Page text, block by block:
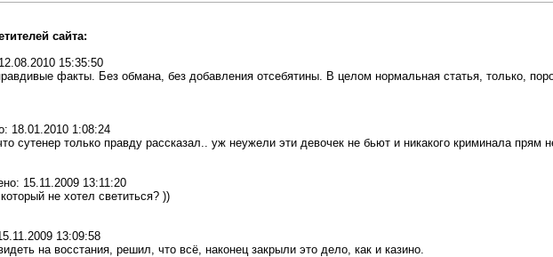
сайта:
15:35:50
факты. Без обмана, без добавления отсебятины. В целом нормальная статья, только,
18.01.2010 1:08:24
сутенер только правду рассказал.. уж неужели эти девочек не бьют и никакого криминала прям
15.11.2009 13:11:20
не хотел светиться? ))
13:09:58
на восстания, решил, что всё, наконец закрыли это дело, как и казино.